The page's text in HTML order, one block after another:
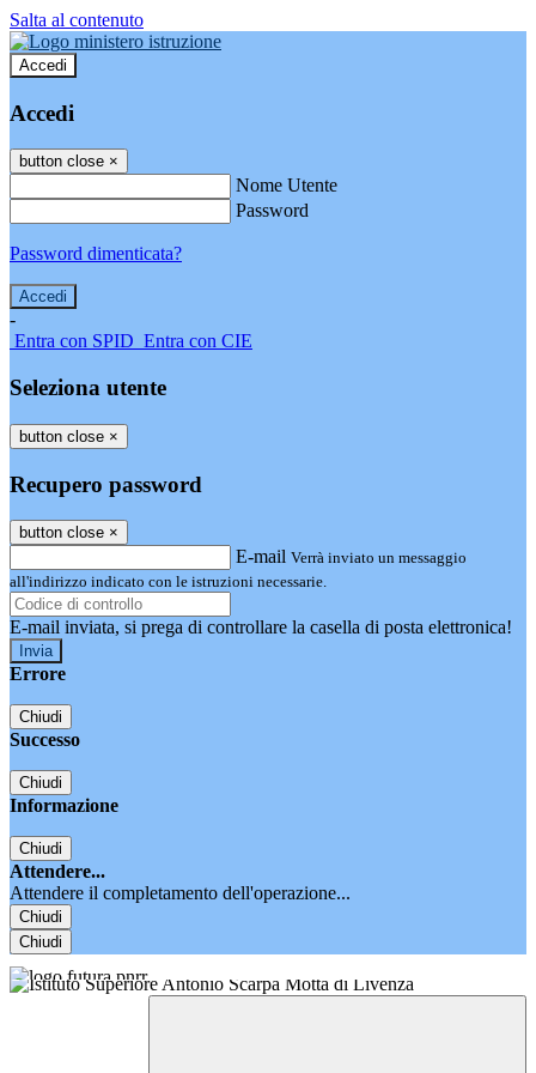
Salta al contenuto
Accedi
Accedi
button close ×
Nome Utente
Password
Password dimenticata?
-
Entra con SPID Entra con CIE
Seleziona utente
button close ×
Recupero password
button close ×
E-mail Verrà inviato un messaggio
all'indirizzo indicato con le istruzioni necessarie.
E-mail inviata, si prega di controllare la casella di posta elettronica!
Errore
Chiudi
Successo
Chiudi
Informazione
Chiudi
Attendere...
Attendere il completamento dell'operazione...
Chiudi
Chiudi